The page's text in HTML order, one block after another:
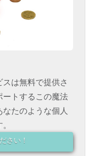
は無料で提供さ
トするこの魔法
たのような個人
さい！